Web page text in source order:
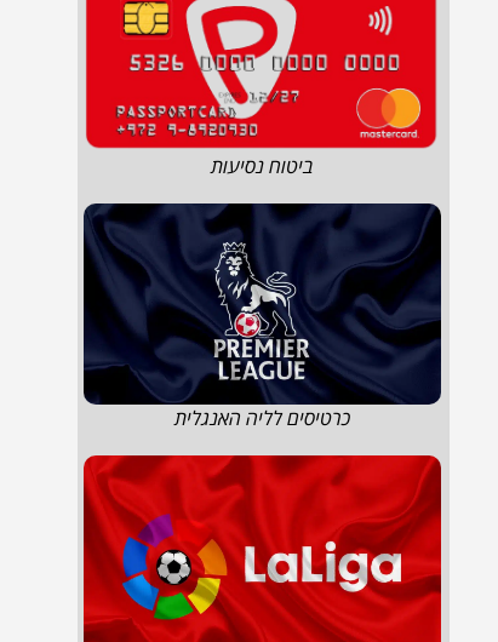
ביטוח נסיעות
כרטיסים לליה האנגלית